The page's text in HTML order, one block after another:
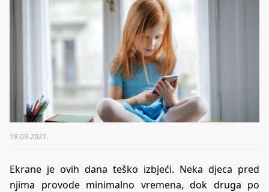
18.09.2021.
Ekrane je ovih dana teško izbjeći. Neka djeca pred
njima provode minimalno vremena, dok druga po